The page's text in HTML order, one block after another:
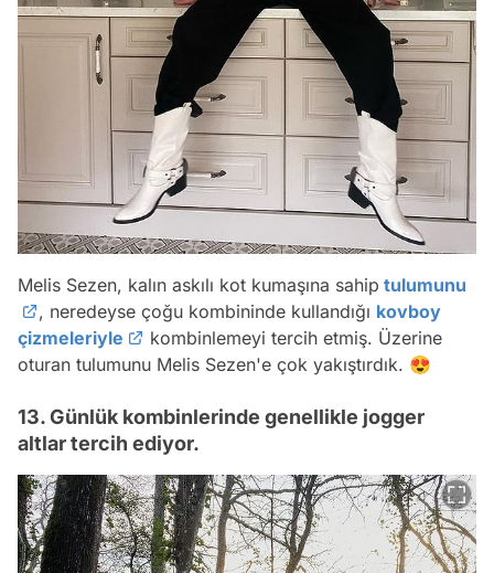
Melis Sezen, kalın askılı kot kumaşına sahip tulumunu
, neredeyse çoğu kombininde kullandığı kovboy
çizmeleriyle
kombinlemeyi tercih etmiş. Üzerine
oturan tulumunu Melis Sezen'e çok yakıştırdık. 😍
13. Günlük kombinlerinde genellikle jogger
altlar tercih ediyor.